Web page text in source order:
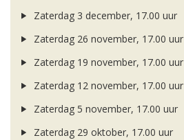
Zaterdag 3 december, 17.00 uur
Zaterdag 26 november, 17.00 uur
Zaterdag 19 november, 17.00 uur
Zaterdag 12 november, 17.00 uur
Zaterdag 5 november, 17.00 uur
Zaterdag 29 oktober, 17.00 uur